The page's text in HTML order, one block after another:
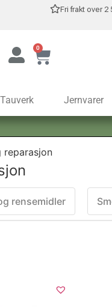
Fri frakt over 2
0
Tauverk Jernvarer
rensemidler